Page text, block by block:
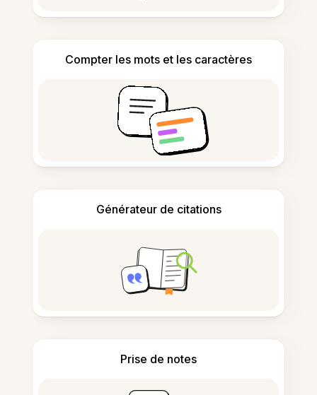
Compter les mots et les caractères
Générateur de citations
Prise de notes